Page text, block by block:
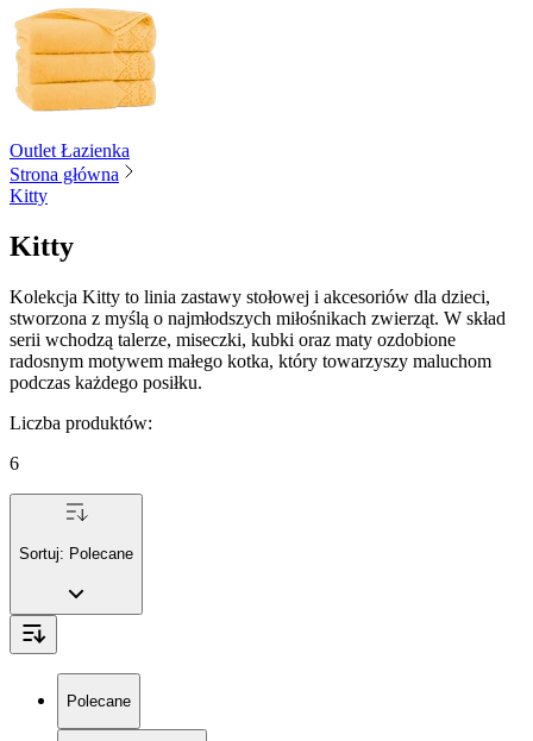
Outlet Łazienka
Strona główna
Kitty
Kitty
Kolekcja Kitty to linia zastawy stołowej i akcesoriów dla dzieci,
stworzona z myślą o najmłodszych miłośnikach zwierząt. W skład
serii wchodzą talerze, miseczki, kubki oraz maty ozdobione
radosnym motywem małego kotka, który towarzyszy maluchom
podczas każdego posiłku.
Liczba produktów:
6
Sortuj: Polecane
Polecane